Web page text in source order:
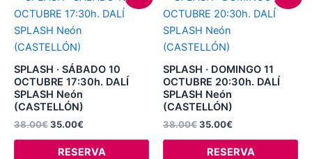
SPLASH · SÁBADO 10
OCTUBRE 17:30h. DALÍ
SPLASH Neón
(CASTELLÓN)
38.00€
original
era:
38.00€.
35.00€
actual
RESERVA
SPLASH · DOMINGO 11
OCTUBRE 20:30h. DALÍ
SPLASH Neón
(CASTELLÓN)
38.00€
original
era:
38.00€.
35.00€
actual
RESERVA